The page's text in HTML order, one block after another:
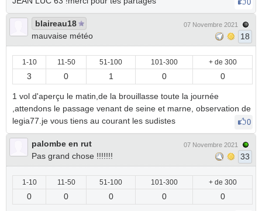
0
blaireau18
mauvaise météo
07 Novembre 2021
18
1-10 11-50 51-100 101-300 + de 300
3 0 1 0 0
1 vol d'aperçu le matin,de la brouillasse toute la journée
,attendons le passage venant de seine et marne, observation de
legia77.je vous tiens au courant les sudistes
0
palombe en rut
Pas grand chose !!!!!!!
07 Novembre 2021
33
1-10 11-50 51-100 101-300 + de 300
0 0 0 0 0